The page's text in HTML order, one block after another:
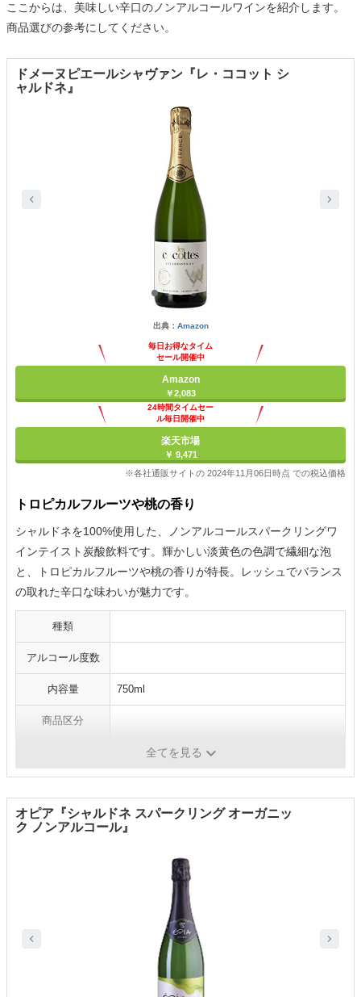
ここからは、美味しい辛口のノンアルコールワインを紹介します。
商品選びの参考にしてください。
ドメーヌピエールシャヴァン『レ・ココット シ
ャルドネ』
出典： Amazon
毎日お得なタイム
セール開催中
Amazon
￥2,083
24時間タイムセー
ル毎日開催中
楽天市場
￥ 9,471
※各社通販サイトの 2024年11月06日時点 での税込価格
トロピカルフルーツや桃の香り
シャルドネを100%使用した、ノンアルコールスパークリングワ
インテイスト炭酸飲料です。輝かしい淡黄色の色調で繊細な泡
と、トロピカルフルーツや桃の香りが特長。レッシュでバランス
の取れた辛口な味わいが魅力です。
種類
アルコール度数
内容量 750ml
商品区分
フランス全てを見る
オピア『シャルドネ スパークリング オーガニッ
ク ノンアルコール』